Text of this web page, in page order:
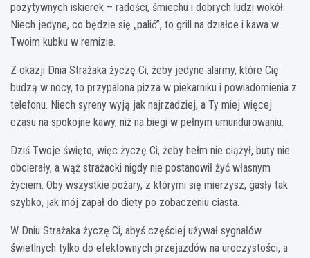
pozytywnych iskierek – radości, śmiechu i dobrych ludzi wokół.
Niech jedyne, co będzie się „palić”, to grill na działce i kawa w
Twoim kubku w remizie.
Z okazji Dnia Strażaka życzę Ci, żeby jedyne alarmy, które Cię
budzą w nocy, to przypalona pizza w piekarniku i powiadomienia z
telefonu. Niech syreny wyją jak najrzadziej, a Ty miej więcej
czasu na spokojne kawy, niż na biegi w pełnym umundurowaniu.
Dziś Twoje święto, więc życzę Ci, żeby hełm nie ciążył, buty nie
obcierały, a wąż strażacki nigdy nie postanowił żyć własnym
życiem. Oby wszystkie pożary, z którymi się mierzysz, gasły tak
szybko, jak mój zapał do diety po zobaczeniu ciasta.
W Dniu Strażaka życzę Ci, abyś częściej używał sygnałów
świetlnych tylko do efektownych przejazdów na uroczystości, a